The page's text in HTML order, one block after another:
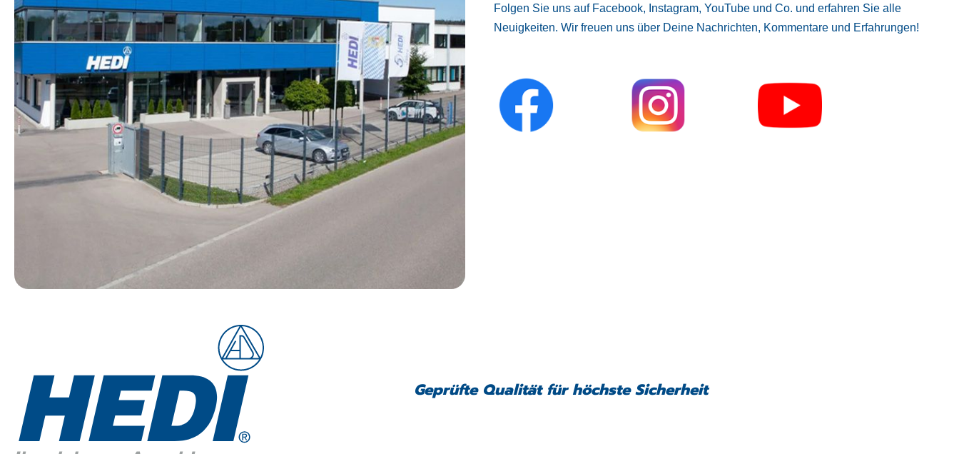
Folgen Sie uns auf Facebook, Instagram, YouTube und Co. und erfahren Sie alle
Neuigkeiten. Wir freuen uns über Deine Nachrichten, Kommentare und Erfahrungen!
Geprüfte Qualität für höchste Sicherheit